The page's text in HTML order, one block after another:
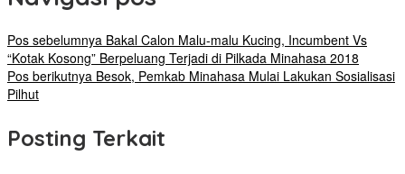
Pos sebelumnya Bakal Calon Malu-malu Kucing, Incumbent Vs
“Kotak Kosong” Berpeluang Terjadi di Pilkada Minahasa 2018
Pos berikutnya Besok, Pemkab Minahasa Mulai Lakukan Sosialisasi
Pilhut
Posting Terkait